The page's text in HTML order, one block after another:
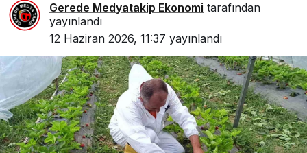
Gerede Medyatakip Ekonomi tarafından
yayınlandı
12 Haziran 2026, 11:37 yayınlandı